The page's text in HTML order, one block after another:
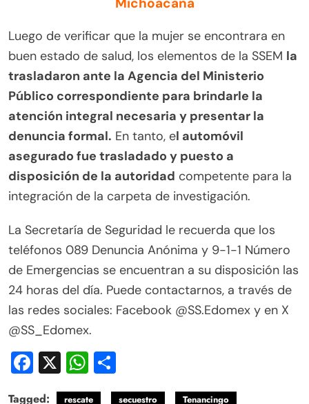
Luego de verificar que la mujer se encontrara en
buen estado de salud, los elementos de la SSEM la
trasladaron ante la Agencia del Ministerio
Público correspondiente para brindarle la
atención integral necesaria y presentar la
denuncia formal. En tanto, el automóvil
asegurado fue trasladado y puesto a
disposición de la autoridad competente para la
integración de la carpeta de investigación.
La Secretaría de Seguridad le recuerda que los
teléfonos 089 Denuncia Anónima y 9-1-1 Número
de Emergencias se encuentran a su disposición las
24 horas del día. Puede contactarnos, a través de
las redes sociales: Facebook @SS.Edomex y en X
@SS_Edomex.
Facebook
X WhatsApp
Tagged: rescate secuestro Tenancingo